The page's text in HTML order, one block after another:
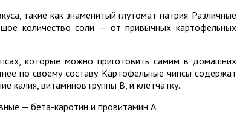
такие как знаменитый глутомат натрия. Различные
количество соли — от привычных картофельных
которые можно приготовить самим в домашних
по своему составу. Картофельные чипсы содержат
калия, витаминов группы B, и клетчатку.
— бета-каротин и провитамин А.